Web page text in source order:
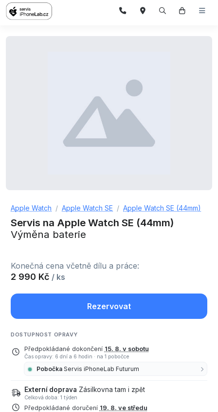
Apple Watch Apple Watch SE Apple Watch SE (44mm)
Servis na Apple Watch SE (44mm)
Výměna baterie
Konečná cena včetně dílu a práce:
2 990 Kč / ks
Rezervovat
DOSTUPNOST OPRAVY
Předpokládané dokončení 15. 8. v sobotu
Čas opravy: 6 dní a 6 hodin · na 1 pobočce
Pobočka Servis iPhoneLab Futurum
Externí doprava Zásilkovna tam i zpět
Celková doba: 1 týden
Předpokládané doručení 19. 8. ve středu